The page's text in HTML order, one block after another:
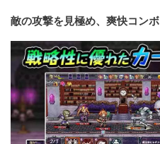
敵の攻撃を見極め、爽快コンボ